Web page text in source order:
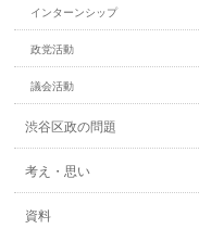
インターンシップ
政党活動
議会活動
渋谷区政の問題
考え・思い
資料